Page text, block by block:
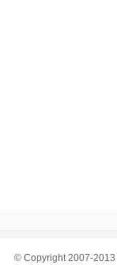
© Copyright 2007-2013